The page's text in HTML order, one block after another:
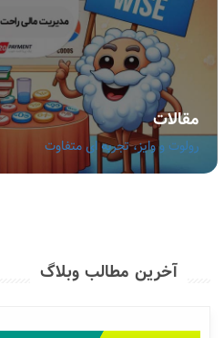
مقالات
رولوت و وایز، تجربه ای متفاوت
آخرین مطالب وبلاگ